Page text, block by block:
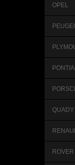
OPEL
QUADY
ROVER